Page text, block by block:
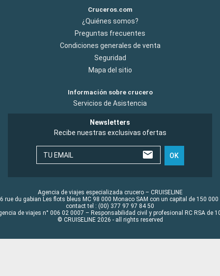
Cruceros.com
¿Quiénes somos?
Preguntas frecuentes
Condiciones generales de venta
Seguridad
Mapa del sitio
Información sobre crucero
Servicios de Asistencia
Newsletters
Recibe nuestras exclusivas ofertas
TU EMAIL OK
Agencia de viajes especializada crucero – CRUISELINE
rue du gabian Les flots bleus MC 98 000 Monaco SAM con un capital de 150 000
contact tel : (00) 377 97 97 84 50
de viajes n° 006 02 0007 – Responsabilidad civil y profesional RC RSA de
© CRUISELINE 2026 - all rights reserved